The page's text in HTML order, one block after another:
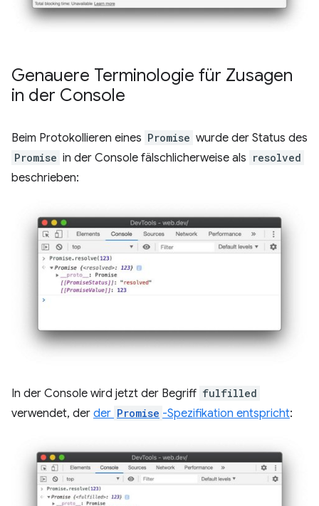
Genauere Terminologie für Zusagen
in der Console
Beim Protokollieren eines Promise wurde der Status des
Promise in der Console fälschlicherweise als resolved
beschrieben:
In der Console wird jetzt der Begriff fulfilled
verwendet, der der Promise -Spezifikation entspricht: